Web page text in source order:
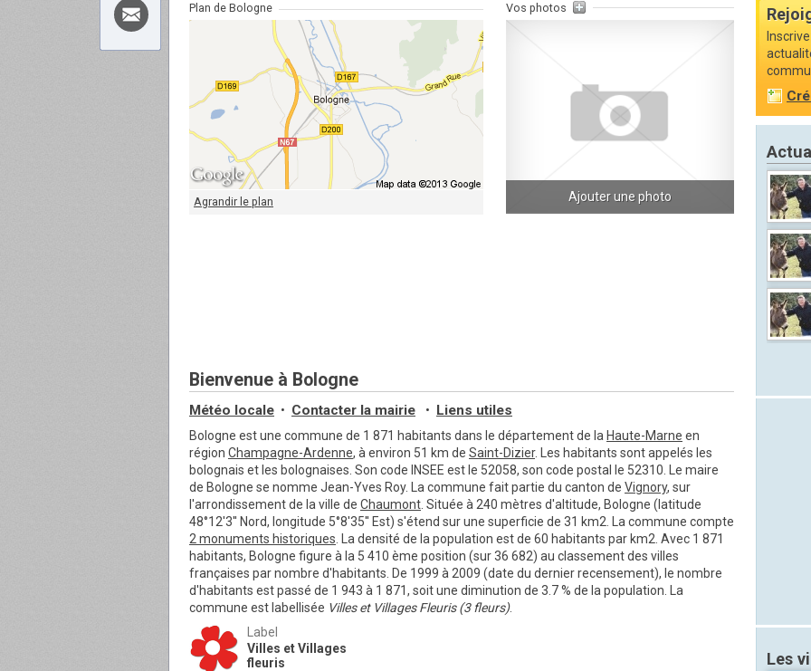
Plan de Bologne
Agrandir le plan
Vos photos
Ajouter une photo
Bienvenue à Bologne
Météo locale • Contacter la mairie • Liens utiles
Bologne est une commune de 1 871 habitants dans le département de la Haute-Marne en
région Champagne-Ardenne, à environ 51 km de Saint-Dizier. Les habitants sont appelés les
bolognais et les bolognaises. Son code INSEE est le 52058, son code postal le 52310. Le maire
de Bologne se nomme Jean-Yves Roy. La commune fait partie du canton de Vignory, sur
l'arrondissement de la ville de Chaumont . Située à 240 mètres d'altitude, Bologne (latitude
48°12'3'' Nord, longitude 5°8'35'' Est) s'étend sur une superficie de 31 km2. La commune compte
2 monuments historiques . La densité de la population est de 60 habitants par km2. Avec 1 871
habitants, Bologne figure à la 5 410 ème position (sur 36 682) au classement des villes
françaises par nombre d'habitants. De 1999 à 2009 (date du dernier recensement), le nombre
d'habitants est passé de 1 943 à 1 871, soit une diminution de 3.7 % de la population. La
commune est labellisée Villes et Villages Fleuris (3 fleurs).
Label
Villes et Villages
fleuris
Les